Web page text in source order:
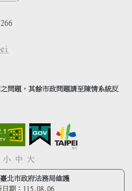
問題，其餘市政問題請至陳情系統反
小 中 大
北市政府法務局維護
日期： 115.08.06